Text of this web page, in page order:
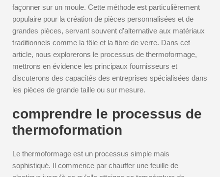
façonner sur un moule. Cette méthode est particulièrement
populaire pour la création de pièces personnalisées et de
grandes pièces, servant souvent d’alternative aux matériaux
traditionnels comme la tôle et la fibre de verre. Dans cet
article, nous explorerons le processus de thermoformage,
mettrons en évidence les principaux fournisseurs et
discuterons des capacités des entreprises spécialisées dans
les pièces de grande taille ou sur mesure.
comprendre le processus de
thermoformation
Le thermoformage est un processus simple mais
sophistiqué. Il commence par chauffer une feuille de